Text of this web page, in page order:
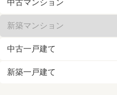
中古マンション
新築マンション
中古一戸建て
新築一戸建て